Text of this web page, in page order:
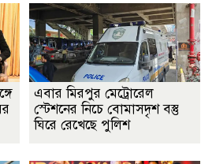
এবার মিরপুর মেট্রোরেল
স্টেশনের নিচে বোমাসদৃশ বস্তু
ঘিরে রেখেছে পুলিশ